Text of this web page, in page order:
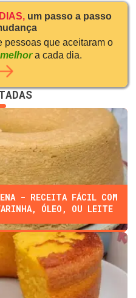
um passo a passo
pessoas que aceitaram o
a cada dia.
- RECEITA FÁCIL COM
ÓLEO, OU LEITE